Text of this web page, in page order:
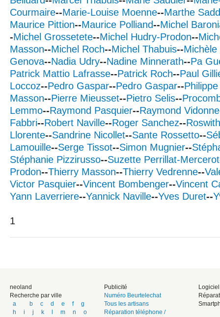
Courmaire--Marie-Louise Moenne--Marthe
Maurice Pittion--Maurice Polliand--Michel
-Michel Grossetete--Michel Hudry-Prodon--
Masson--Michel Roch--Michel Thabuis--
Genova--Nadia Udry--Nadine Minnerath--Pa
Patrick Mattio Lafrasse--Patrick Roch--Paul
Loccoz--Pedro Gaspar--Pedro Gaspar--
Masson--Pierre Mieusset--Pietro Selis--
Lemmo--Raymond Pasquier--Raymond Vidonne
Fabbri--Robert Naville--Roger Sanchez--
Llorente--Sandrine Nicollet--Sante Rossetto--
Lamouille--Serge Tissot--Simon Mugnier--
Stéphanie Pizzirusso--Suzette Perrillat-Mercerot
Prodon--Thierry Masson--Thierry Vedrenne--
Victor Pasquier--Vincent Bombenger--Vincent
Yann Laverriere--Yannick Naville--Yves Duret--
1
neoland
Recherche par ville
a
b c d e f
g
h
i j k l m n
o
Publicité
Numéro Beurtelechat
Tous les artisans
Réparation téléphone /